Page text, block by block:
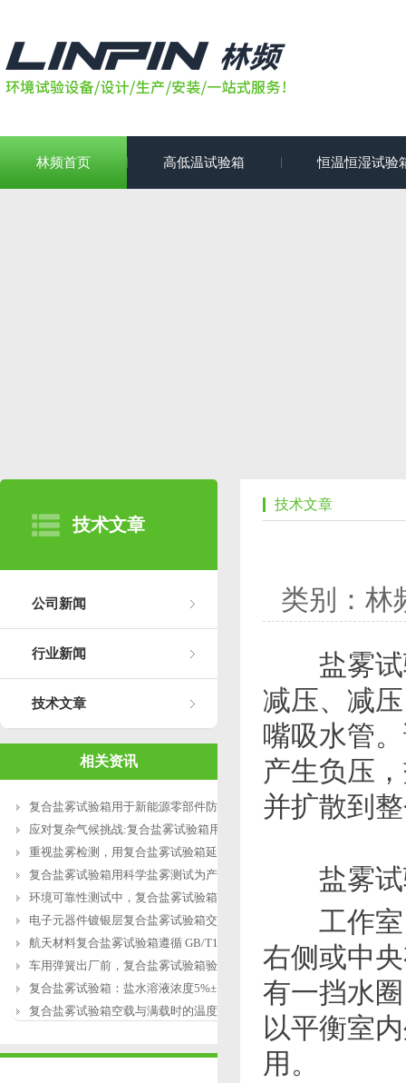
林频首页 高低温试验箱 恒温恒湿试验
技术文章
公司新闻
行业新闻
技术文章
相关资讯
复合盐雾试验箱用于新能源零部件防腐测
应对复杂气候挑战:复合盐雾试验箱用于涂
重视盐雾检测，用复合盐雾试验箱延长产
复合盐雾试验箱用科学盐雾测试为产品研
环境可靠性测试中，复合盐雾试验箱缺水
电子元器件镀银层复合盐雾试验箱交变盐
航天材料复合盐雾试验箱遵循 GB/T12967.3
车用弹簧出厂前，复合盐雾试验箱验证盐
复合盐雾试验箱：盐水溶液浓度5%±1%的配
复合盐雾试验箱空载与满载时的温度恢复
技术文章
类别：林
盐雾试验
减压、减
嘴吸水管
产生负压
并扩散到
盐雾试
工作室：
右侧或中
有一挡水
以平衡室
用。